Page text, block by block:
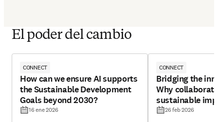
El poder del cambio
CONNECT
How can we ensure AI supports
the Sustainable Development
Goals beyond 2030?
16 ene 2026
CONNECT
Bridging the
Why
sustainable
26 feb 2026